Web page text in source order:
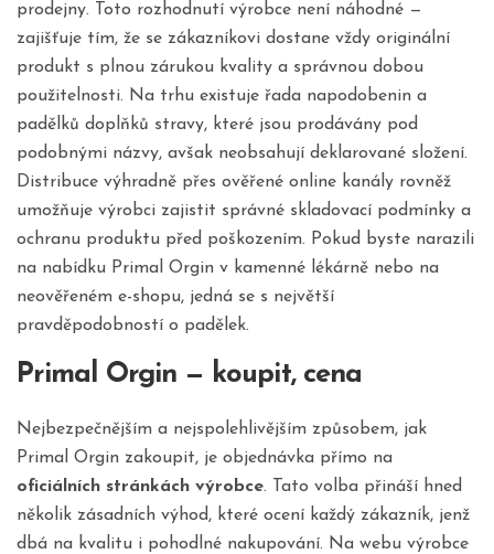
prodejny. Toto rozhodnutí výrobce není náhodné —
zajišťuje tím, že se zákazníkovi dostane vždy originální
produkt s plnou zárukou kvality a správnou dobou
použitelnosti. Na trhu existuje řada napodobenin a
padělků doplňků stravy, které jsou prodávány pod
podobnými názvy, avšak neobsahují deklarované složení.
Distribuce výhradně přes ověřené online kanály rovněž
umožňuje výrobci zajistit správné skladovací podmínky a
ochranu produktu před poškozením. Pokud byste narazili
na nabídku Primal Orgin v kamenné lékárně nebo na
neověřeném e-shopu, jedná se s největší
pravděpodobností o padělek.
Primal Orgin — koupit, cena
Nejbezpečnějším a nejspolehlivějším způsobem, jak
Primal Orgin zakoupit, je objednávka přímo na
oficiálních stránkách výrobce. Tato volba přináší hned
několik zásadních výhod, které ocení každý zákazník, jenž
dbá na kvalitu i pohodlné nakupování. Na webu výrobce